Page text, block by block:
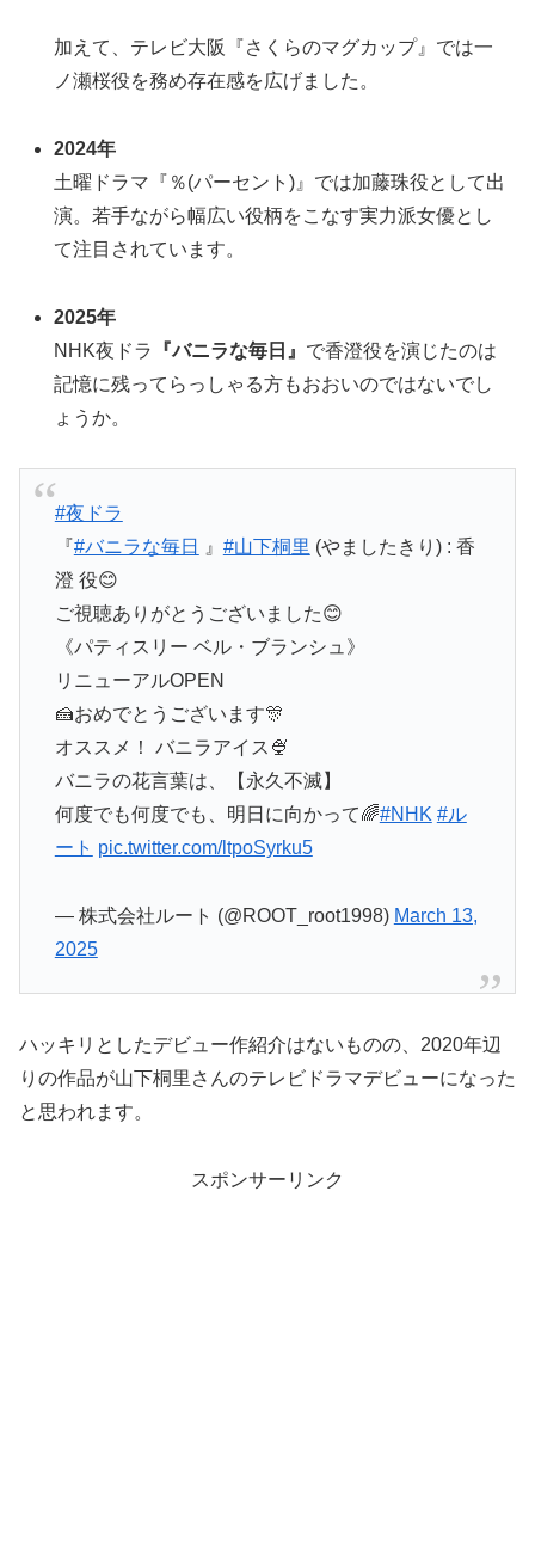
加えて、テレビ大阪『さくらのマグカップ』では一
ノ瀬桜役を務め存在感を広げました。
2024年
土曜ドラマ『％(パーセント)』では加藤珠役として出
演。若手ながら幅広い役柄をこなす実力派女優とし
て注目されています。
2025年
NHK夜ドラ
『バニラな毎日』 で香澄役を演じたのは
記憶に残ってらっしゃる方もおおいのではないでし
ょうか。
#夜ドラ
『#バニラな毎日 』 #山下桐里 (やましたきり) : 香
澄 役😊
ご視聴ありがとうございました😊
《パティスリー ベル・ブランシュ》
リニューアルOPEN
🍰おめでとうございます🎊
オススメ！ バニラアイス🍨
バニラの花言葉は、【永久不滅】
何度でも何度でも、明日に向かって🌈#NHK #ル
ート pic.twitter.com/ltpoSyrku5
— 株式会社ルート (@ROOT_root1998) March 13,
2025
ハッキリとしたデビュー作紹介はないものの、2020年辺
りの作品が山下桐里さんのテレビドラマデビューになった
と思われます。
スポンサーリンク